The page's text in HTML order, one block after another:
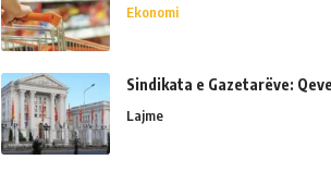
Ekonomi
Sindikata e Gazetarëve:
Lajme